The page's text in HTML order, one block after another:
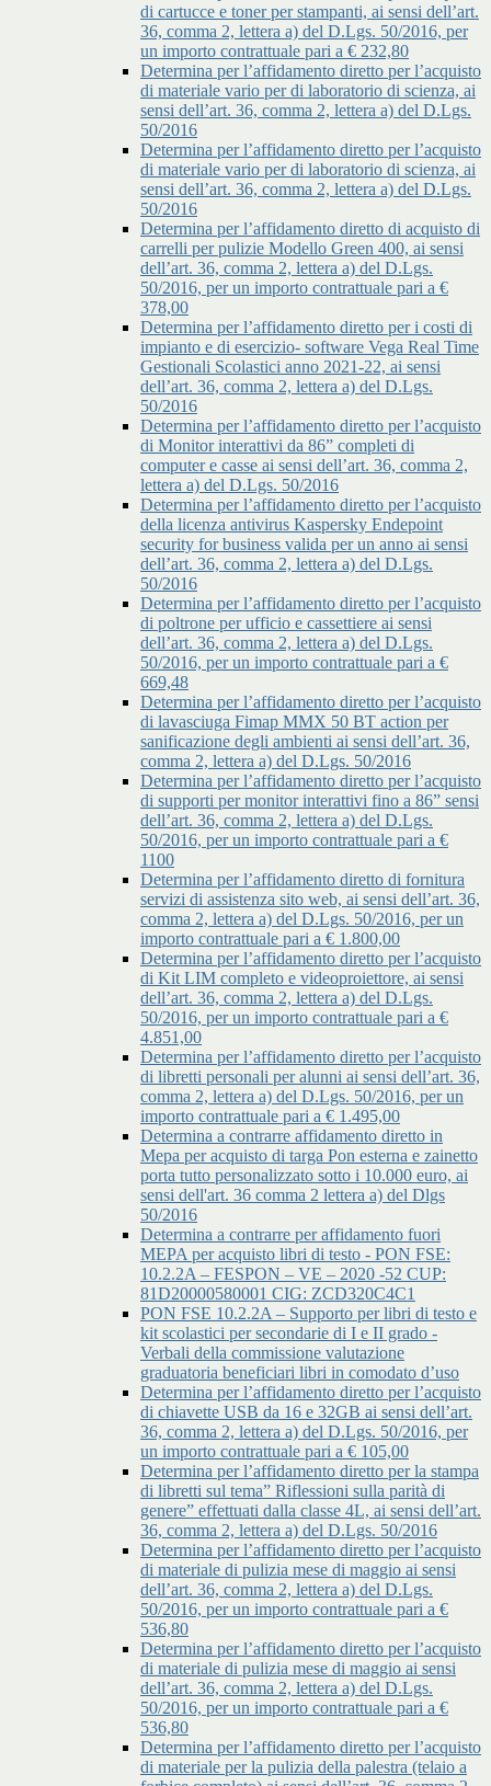
di cartucce e toner per stampanti, ai sensi dell’art.
36, comma 2, lettera a) del D.Lgs. 50/2016, per
un importo contrattuale pari a € 232,80
Determina per l’affidamento diretto per l’acquisto
di materiale vario per di laboratorio di scienza, ai
sensi dell’art. 36, comma 2, lettera a) del D.Lgs.
50/2016
Determina per l’affidamento diretto per l’acquisto
di materiale vario per di laboratorio di scienza, ai
sensi dell’art. 36, comma 2, lettera a) del D.Lgs.
50/2016
Determina per l’affidamento diretto di acquisto di
carrelli per pulizie Modello Green 400, ai sensi
dell’art. 36, comma 2, lettera a) del D.Lgs.
50/2016, per un importo contrattuale pari a €
378,00
Determina per l’affidamento diretto per i costi di
impianto e di esercizio- software Vega Real Time
Gestionali Scolastici anno 2021-22, ai sensi
dell’art. 36, comma 2, lettera a) del D.Lgs.
50/2016
Determina per l’affidamento diretto per l’acquisto
di Monitor interattivi da 86” completi di
computer e casse ai sensi dell’art. 36, comma 2,
lettera a) del D.Lgs. 50/2016
Determina per l’affidamento diretto per l’acquisto
della licenza antivirus Kaspersky Endepoint
security for business valida per un anno ai sensi
dell’art. 36, comma 2, lettera a) del D.Lgs.
50/2016
Determina per l’affidamento diretto per l’acquisto
di poltrone per ufficio e cassettiere ai sensi
dell’art. 36, comma 2, lettera a) del D.Lgs.
50/2016, per un importo contrattuale pari a €
669,48
Determina per l’affidamento diretto per l’acquisto
di lavasciuga Fimap MMX 50 BT action per
sanificazione degli ambienti ai sensi dell’art. 36,
comma 2, lettera a) del D.Lgs. 50/2016
Determina per l’affidamento diretto per l’acquisto
di supporti per monitor interattivi fino a 86” sensi
dell’art. 36, comma 2, lettera a) del D.Lgs.
50/2016, per un importo contrattuale pari a €
1100
Determina per l’affidamento diretto di fornitura
servizi di assistenza sito web, ai sensi dell’art. 36,
comma 2, lettera a) del D.Lgs. 50/2016, per un
importo contrattuale pari a € 1.800,00
Determina per l’affidamento diretto per l’acquisto
di Kit LIM completo e videoproiettore, ai sensi
dell’art. 36, comma 2, lettera a) del D.Lgs.
50/2016, per un importo contrattuale pari a €
4.851,00
Determina per l’affidamento diretto per l’acquisto
di libretti personali per alunni ai sensi dell’art. 36,
comma 2, lettera a) del D.Lgs. 50/2016, per un
importo contrattuale pari a € 1.495,00
Determina a contrarre affidamento diretto in
Mepa per acquisto di targa Pon esterna e zainetto
porta tutto personalizzato sotto i 10.000 euro, ai
sensi dell'art. 36 comma 2 lettera a) del Dlgs
50/2016
Determina a contrarre per affidamento fuori
MEPA per acquisto libri di testo - PON FSE:
10.2.2A – FESPON – VE – 2020 -52 CUP:
81D20000580001 CIG: ZCD320C4C1
PON FSE 10.2.2A – Supporto per libri di testo e
kit scolastici per secondarie di I e II grado -
Verbali della commissione valutazione
graduatoria beneficiari libri in comodato d’uso
Determina per l’affidamento diretto per l’acquisto
di chiavette USB da 16 e 32GB ai sensi dell’art.
36, comma 2, lettera a) del D.Lgs. 50/2016, per
un importo contrattuale pari a € 105,00
Determina per l’affidamento diretto per la stampa
di libretti sul tema” Riflessioni sulla parità di
genere” effettuati dalla classe 4L, ai sensi dell’art.
36, comma 2, lettera a) del D.Lgs. 50/2016
Determina per l’affidamento diretto per l’acquisto
di materiale di pulizia mese di maggio ai sensi
dell’art. 36, comma 2, lettera a) del D.Lgs.
50/2016, per un importo contrattuale pari a €
536,80
Determina per l’affidamento diretto per l’acquisto
di materiale di pulizia mese di maggio ai sensi
dell’art. 36, comma 2, lettera a) del D.Lgs.
50/2016, per un importo contrattuale pari a €
536,80
Determina per l’affidamento diretto per l’acquisto
di materiale per la pulizia della palestra (telaio a